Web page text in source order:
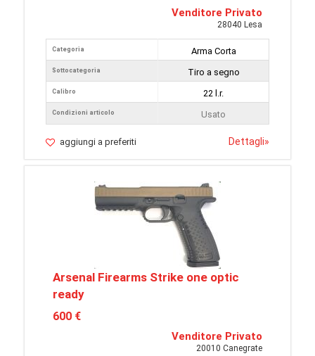
Venditore Privato
28040 Lesa
Categoria
Sottocategoria
Calibro
Condizioni articolo
Arma Corta
Tiro a segno
22 l.r.
Usato
aggiungi a preferiti Dettagli»
Arsenal Firearms Strike one optic
ready
600 €
Venditore Privato
20010 Canegrate